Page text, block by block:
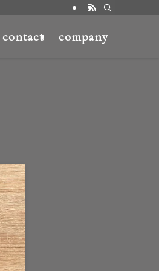
contact company